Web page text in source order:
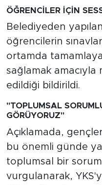
ÖĞRENCİLER İÇİN
Belediyeden
öğrencilerin
ortamda
sağlamak amacıyla
edildiği bildirildi.
"TOPLUMSAL
GÖRÜYORUZ"
Açıklamada,
bu önemli günde
toplumsal bir
vurgulanarak,